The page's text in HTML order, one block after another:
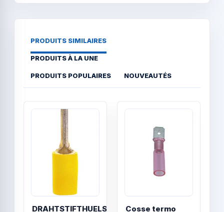
PRODUITS SIMILAIRES
PRODUITS À LA UNE
PRODUITS POPULAIRES NOUVEAUTÉS
DRAHTSTIFTHUELSEN
Cosse termo